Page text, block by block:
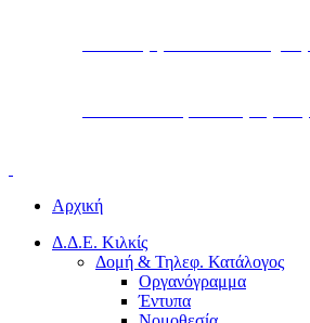
Αρχική
Δ.Δ.Ε. Κιλκίς
Δομή & Τηλεφ. Κατάλογος
Οργανόγραμμα
Έντυπα